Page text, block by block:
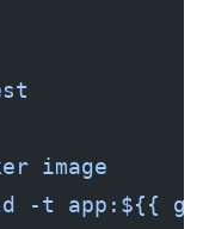
image
-t app:${{